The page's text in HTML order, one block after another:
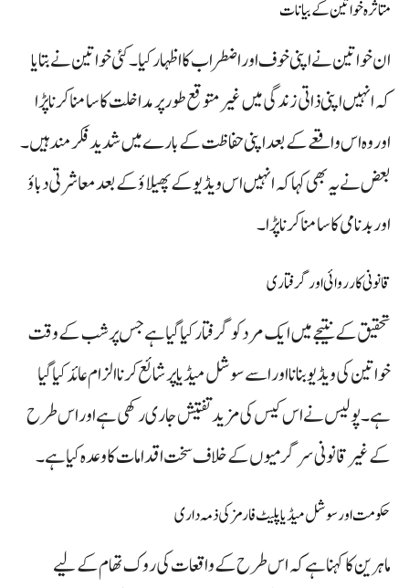
متاثرہ خواتین کے بیانات
ان خواتین نے اپنی خوف اور اضطراب کا اظہار کیا۔ کئی خواتین نے بتایا
کہ انہیں اپنی ذاتی زندگی میں غیر متوقع طور پر مداخلت کا سامنا کرنا پڑا
اور وہ اس واقعے کے بعد اپنی حفاظت کے بارے میں شدید فکرمند ہیں۔
بعض نے یہ بھی کہا کہ انہیں اس ویڈیو کے پھیلاؤ کے بعد معاشرتی دباؤ
اور بدنامی کا سامنا کرنا پڑا۔
قانونی کارروائی اور گرفتاری
تحقیق کے نتیجے میں ایک مرد کو گرفتار کیا گیا ہے جس پر شب کے وقت
خواتین کی ویڈیو بنانا اور اسے سوشل میڈیا پر شائع کرنا الزام عائد کیا گیا
ہے۔ پولیس نے اس کیس کی مزید تفتیش جاری رکھی ہے اور اس طرح
کے غیر قانونی سرگرمیوں کے خلاف سخت اقدامات کا وعدہ کیا ہے۔
حکومت اور سوشل میڈیا پلیٹ فارمز کی ذمہ داری
ماہرین کا کہنا ہے کہ اس طرح کے واقعات کی روک تھام کے لیے